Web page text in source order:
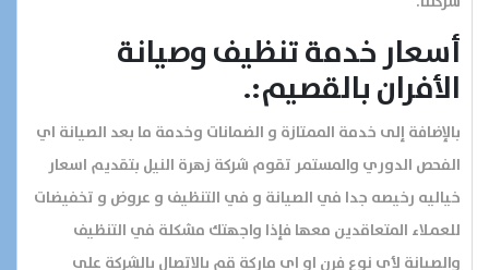
أسعار خدمة تنظيف وصيانة
الأفران بالقصيم:.
بالإضافة إلى خدمة الممتازة و الضمانات وخدمة ما بعد الصيانة اي
الفحص الدوري والمستمر تقوم شركة زهرة النيل بتقديم اسعار
خياليه رخيصه جدا في الصيانة و في التنظيف و عروض و تخفيضات
للعملاء المتعاقدين معها فإذا واجهتك مشكلة في التنظيف
والصيانة لأي نوع فرن او اي ماركة قم بالاتصال بالشركة على